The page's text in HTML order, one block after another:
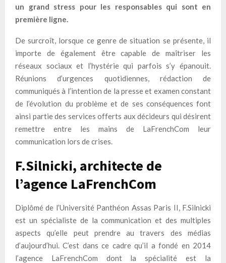
un grand stress pour les responsables qui sont en
première ligne.
De surcroît, lorsque ce genre de situation se présente, il
importe de également être capable de maîtriser les
réseaux sociaux et l’hystérie qui parfois s’y épanouit.
Réunions d’urgences quotidiennes, rédaction de
communiqués à l’intention de la presse et examen constant
de l’évolution du problème et de ses conséquences font
ainsi partie des services offerts aux décideurs qui désirent
remettre entre les mains de LaFrenchCom leur
communication lors de crises.
F.Silnicki, architecte de
l’agence LaFrenchCom
Diplômé de l’Université Panthéon Assas Paris II, F.Silnicki
est un spécialiste de la communication et des multiples
aspects qu’elle peut prendre au travers des médias
d’aujourd’hui. C’est dans ce cadre qu’il a fondé en 2014
l’agence LaFrenchCom dont la spécialité est la